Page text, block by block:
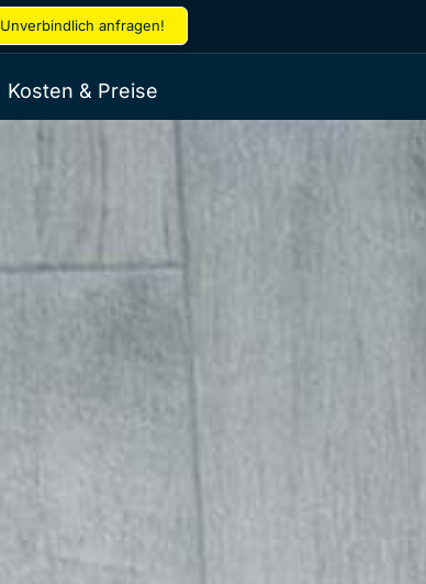
Unverbindlich anfragen!
Kosten & Preise